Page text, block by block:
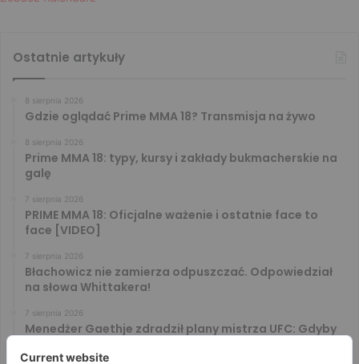
Ostatnie artykuły
8 sierpnia 2026
Gdzie oglądać Prime MMA 18? Transmisja na żywo
8 sierpnia 2026
Prime MMA 18: typy, kursy i zakłady bukmacherskie na
galę
7 sierpnia 2026
PRIME MMA 18: Oficjalne ważenie i ostatnie face to
face [VIDEO]
7 sierpnia 2026
Błachowicz nie zamierza odpuszczać. Odpowiedział
na słowa Whittakera!
7 sierpnia 2026
Menedżer Gaethje zdradził plany mistrza UFC: Gdyby